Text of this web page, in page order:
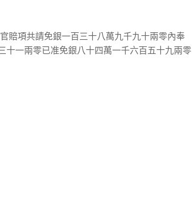
賠項共請免銀一百三十八萬九千九十兩零內奉
十一兩零已准免銀八十四萬一千六百五十九兩零